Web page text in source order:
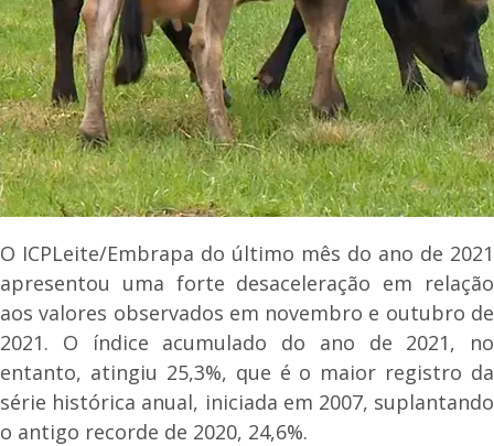
O ICPLeite/Embrapa do último mês do ano de 2021
apresentou uma forte desaceleração em relação
aos valores observados em novembro e outubro de
2021. O índice acumulado do ano de 2021, no
entanto, atingiu 25,3%, que é o maior registro da
série histórica anual, iniciada em 2007, suplantando
o antigo recorde de 2020, 24,6%.